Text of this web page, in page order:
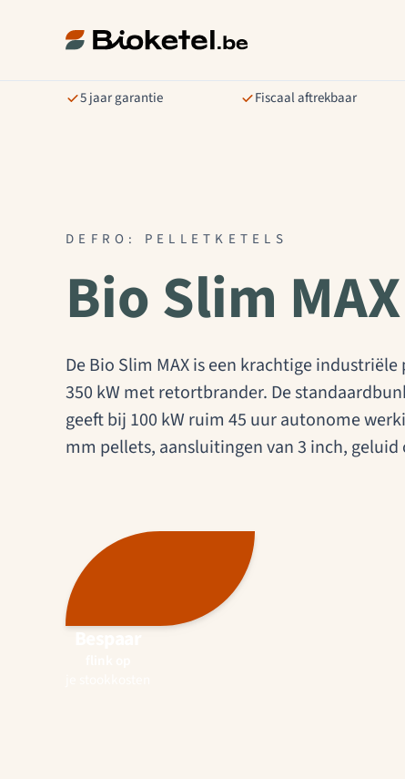
5 jaar garantie Fiscaal aftrekbaar
DEFRO: PELLETKETELS
Bio Slim MAX
De Bio Slim MAX is een krachtige
350 kW met retortbrander. De
geeft bij 100 kW ruim 45 uur autonome
mm pellets, aansluitingen van 3 inch, geluid
Bespaar